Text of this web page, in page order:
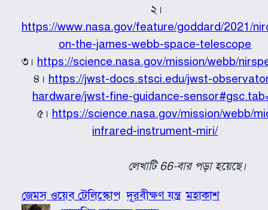
২।
https://www.nasa.gov/feature/goddard/2021/
on-the-james-webb-space-telescope
৩। https://science.nasa.gov/mission/webb/
৪। https://jwst-docs.stsci.edu/jwst-
hardware/jwst-fine-guidance-
৫। https://science.nasa.gov/mission/webb/
infrared-instrument-miri/
লেখাটি 66-বার পড়া হয়েছে।
জেমস ওয়েব টেলিস্কোপ দূরবীক্ষণ যন্ত্র মহাকাশ